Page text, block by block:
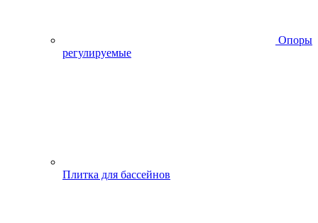
Опоры
регулируемые
Плитка для бассейнов